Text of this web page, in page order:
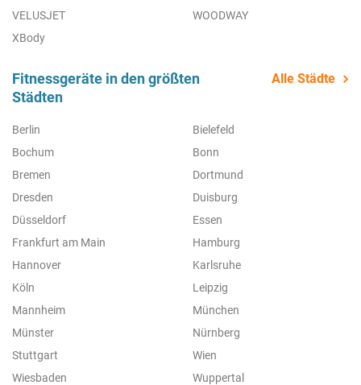
VELUSJET
WOODWAY
XBody
Fitnessgeräte in den größten
Städten
Alle Städte
Berlin
Bielefeld
Bochum
Bonn
Bremen
Dortmund
Dresden
Duisburg
Düsseldorf
Essen
Frankfurt am Main
Hamburg
Hannover
Karlsruhe
Köln
Leipzig
Mannheim
München
Münster
Nürnberg
Stuttgart
Wien
Wiesbaden
Wuppertal